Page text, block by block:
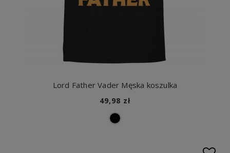
Lord Father Vader Męska koszulka
49,98 zł